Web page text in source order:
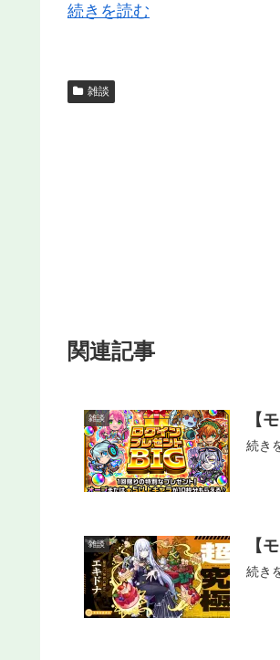
続きを読む
雑談
関連記事
雑談 【
続き
雑談 【
続き